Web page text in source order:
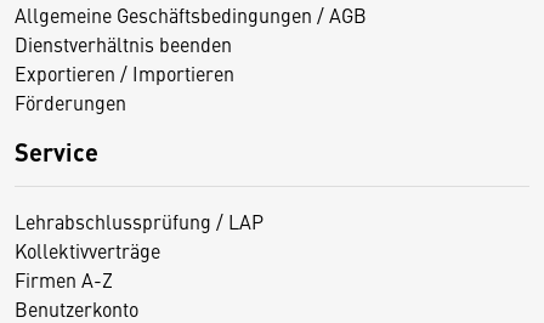
Allgemeine Geschäftsbedingungen / AGB
Dienstverhältnis beenden
Exportieren / Importieren
Förderungen
Service
Lehrabschlussprüfung / LAP
Kollektivverträge
Firmen A-Z
Benutzerkonto